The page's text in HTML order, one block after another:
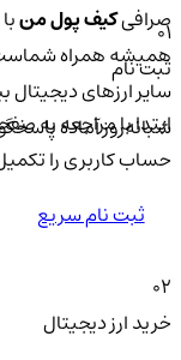
صرافیکیف پول منبا
همیشه همراه شماست
سایر ارزهای دیجیتال
شبانه‌روز آماده
01
ثبت نام
ابتدا با مراجعه به
حساب کاربری را
ثبت نام سریع
02
خرید ارز دیجیتال